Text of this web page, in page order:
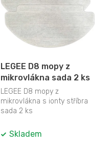
LEGEE D8 mopy z
mikrovlákna sada 2 ks
LEGEE D8 mopy z
mikrovlákna s ionty stříbra
sada 2 ks
Skladem